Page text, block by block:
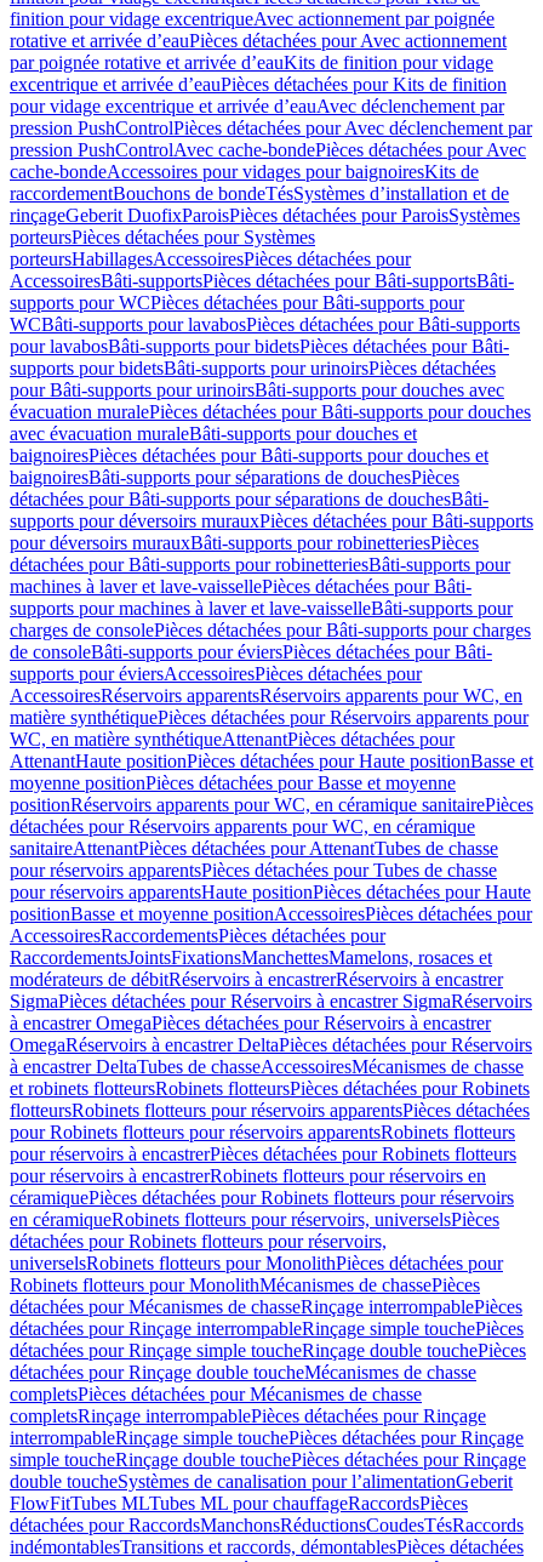
finition pour vidage excentriqueAvec actionnement par poignée
rotative et arrivée d’eauPièces détachées pour Avec actionnement
par poignée rotative et arrivée d’eauKits de finition pour vidage
excentrique et arrivée d’eauPièces détachées pour Kits de finition
pour vidage excentrique et arrivée d’eauAvec déclenchement par
pression PushControlPièces détachées pour Avec déclenchement par
pression PushControlAvec cache-bondePièces détachées pour Avec
cache-bondeAccessoires pour vidages pour baignoiresKits de
raccordementBouchons de bondeTésSystèmes d’installation et de
rinçageGeberit DuofixParoisPièces détachées pour ParoisSystèmes
porteursPièces détachées pour Systèmes
porteursHabillagesAccessoiresPièces détachées pour
AccessoiresBâti-supportsPièces détachées pour Bâti-supportsBâti-
supports pour WCPièces détachées pour Bâti-supports pour
WCBâti-supports pour lavabosPièces détachées pour Bâti-supports
pour lavabosBâti-supports pour bidetsPièces détachées pour Bâti-
supports pour bidetsBâti-supports pour urinoirsPièces détachées
pour Bâti-supports pour urinoirsBâti-supports pour douches avec
évacuation muralePièces détachées pour Bâti-supports pour douches
avec évacuation muraleBâti-supports pour douches et
baignoiresPièces détachées pour Bâti-supports pour douches et
baignoiresBâti-supports pour séparations de douchesPièces
détachées pour Bâti-supports pour séparations de douchesBâti-
supports pour déversoirs murauxPièces détachées pour Bâti-supports
pour déversoirs murauxBâti-supports pour robinetteriesPièces
détachées pour Bâti-supports pour robinetteriesBâti-supports pour
machines à laver et lave-vaissellePièces détachées pour Bâti-
supports pour machines à laver et lave-vaisselleBâti-supports pour
charges de consolePièces détachées pour Bâti-supports pour charges
de consoleBâti-supports pour éviersPièces détachées pour Bâti-
supports pour éviersAccessoiresPièces détachées pour
AccessoiresRéservoirs apparentsRéservoirs apparents pour WC, en
matière synthétiquePièces détachées pour Réservoirs apparents pour
WC, en matière synthétiqueAttenantPièces détachées pour
AttenantHaute positionPièces détachées pour Haute positionBasse et
moyenne positionPièces détachées pour Basse et moyenne
positionRéservoirs apparents pour WC, en céramique sanitairePièces
détachées pour Réservoirs apparents pour WC, en céramique
sanitaireAttenantPièces détachées pour AttenantTubes de chasse
pour réservoirs apparentsPièces détachées pour Tubes de chasse
pour réservoirs apparentsHaute positionPièces détachées pour Haute
positionBasse et moyenne positionAccessoiresPièces détachées pour
AccessoiresRaccordementsPièces détachées pour
RaccordementsJointsFixationsManchettesMamelons, rosaces et
modérateurs de débitRéservoirs à encastrerRéservoirs à encastrer
SigmaPièces détachées pour Réservoirs à encastrer SigmaRéservoirs
à encastrer OmegaPièces détachées pour Réservoirs à encastrer
OmegaRéservoirs à encastrer DeltaPièces détachées pour Réservoirs
à encastrer DeltaTubes de chasseAccessoiresMécanismes de chasse
et robinets flotteursRobinets flotteursPièces détachées pour Robinets
flotteursRobinets flotteurs pour réservoirs apparentsPièces détachées
pour Robinets flotteurs pour réservoirs apparentsRobinets flotteurs
pour réservoirs à encastrerPièces détachées pour Robinets flotteurs
pour réservoirs à encastrerRobinets flotteurs pour réservoirs en
céramiquePièces détachées pour Robinets flotteurs pour réservoirs
en céramiqueRobinets flotteurs pour réservoirs, universelsPièces
détachées pour Robinets flotteurs pour réservoirs,
universelsRobinets flotteurs pour MonolithPièces détachées pour
Robinets flotteurs pour MonolithMécanismes de chassePièces
détachées pour Mécanismes de chasseRinçage interrompablePièces
détachées pour Rinçage interrompableRinçage simple touchePièces
détachées pour Rinçage simple toucheRinçage double touchePièces
détachées pour Rinçage double toucheMécanismes de chasse
completsPièces détachées pour Mécanismes de chasse
completsRinçage interrompablePièces détachées pour Rinçage
interrompableRinçage simple touchePièces détachées pour Rinçage
simple toucheRinçage double touchePièces détachées pour Rinçage
double toucheSystèmes de canalisation pour l’alimentationGeberit
FlowFitTubes MLTubes ML pour chauffageRaccordsPièces
détachées pour RaccordsManchonsRéductionsCoudesTésRaccords
indémontablesTransitions et raccords, démontablesPièces détachées